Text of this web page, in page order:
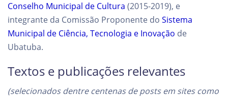
Conselho Municipal de Cultura (2015-2019), e
integrante da Comissão Proponente do Sistema
Municipal de Ciência, Tecnologia e Inovação de
Ubatuba.
Textos e publicações relevantes
(selecionados dentre centenas de posts em sites como